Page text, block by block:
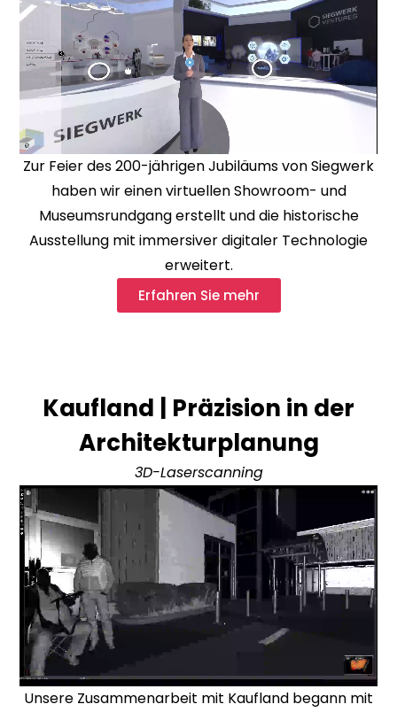
Zur Feier des 200-jährigen Jubiläums von Siegwerk
haben wir einen virtuellen Showroom- und
Museumsrundgang erstellt und die historische
Ausstellung mit immersiver digitaler Technologie
erweitert.
Erfahren Sie mehr
Kaufland | Präzision in der
Architekturplanung
3D-Laserscanning
Unsere Zusammenarbeit mit Kaufland begann mit